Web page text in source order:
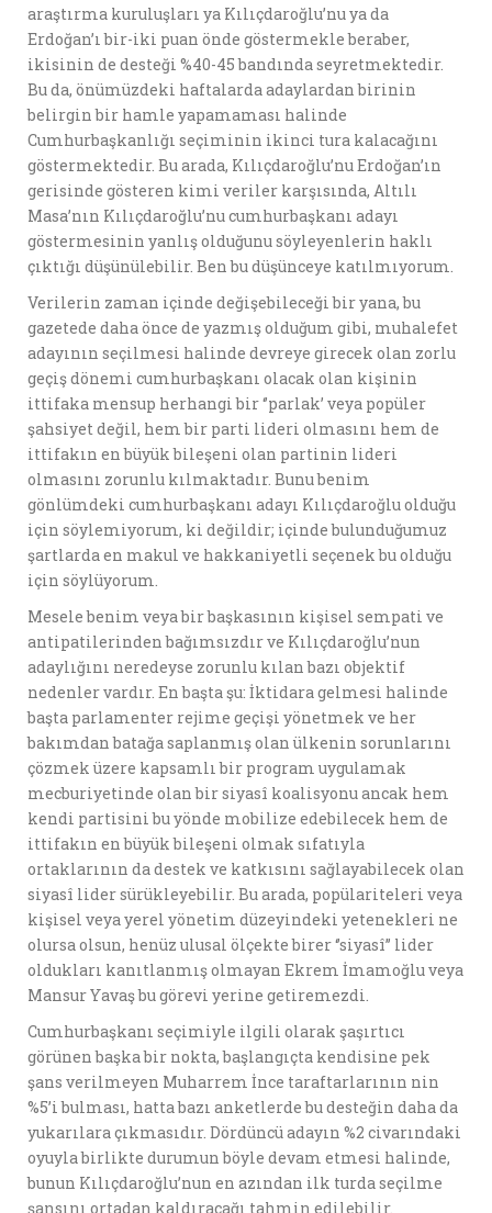
araştırma kuruluşları ya Kılıçdaroğlu’nu ya da
Erdoğan’ı bir-iki puan önde göstermekle beraber,
ikisinin de desteği %40-45 bandında seyretmektedir.
Bu da, önümüzdeki haftalarda adaylardan birinin
belirgin bir hamle yapamaması halinde
Cumhurbaşkanlığı seçiminin ikinci tura kalacağını
göstermektedir. Bu arada, Kılıçdaroğlu’nu Erdoğan’ın
gerisinde gösteren kimi veriler karşısında, Altılı
Masa’nın Kılıçdaroğlu’nu cumhurbaşkanı adayı
göstermesinin yanlış olduğunu söyleyenlerin haklı
çıktığı düşünülebilir. Ben bu düşünceye katılmıyorum.
Verilerin zaman içinde değişebileceği bir yana, bu
gazetede daha önce de yazmış olduğum gibi, muhalefet
adayının seçilmesi halinde devreye girecek olan zorlu
geçiş dönemi cumhurbaşkanı olacak olan kişinin
ittifaka mensup herhangi bir ‘’parlak’ veya popüler
şahsiyet değil, hem bir parti lideri olmasını hem de
ittifakın en büyük bileşeni olan partinin lideri
olmasını zorunlu kılmaktadır. Bunu benim
gönlümdeki cumhurbaşkanı adayı Kılıçdaroğlu olduğu
için söylemiyorum, ki değildir; içinde bulunduğumuz
şartlarda en makul ve hakkaniyetli seçenek bu olduğu
için söylüyorum.
Mesele benim veya bir başkasının kişisel sempati ve
antipatilerinden bağımsızdır ve Kılıçdaroğlu’nun
adaylığını neredeyse zorunlu kılan bazı objektif
nedenler vardır. En başta şu: İktidara gelmesi halinde
başta parlamenter rejime geçişi yönetmek ve her
bakımdan batağa saplanmış olan ülkenin sorunlarını
çözmek üzere kapsamlı bir program uygulamak
mecburiyetinde olan bir siyasî koalisyonu ancak hem
kendi partisini bu yönde mobilize edebilecek hem de
ittifakın en büyük bileşeni olmak sıfatıyla
ortaklarının da destek ve katkısını sağlayabilecek olan
siyasî lider sürükleyebilir. Bu arada, popülariteleri veya
kişisel veya yerel yönetim düzeyindeki yetenekleri ne
olursa olsun, henüz ulusal ölçekte birer ‘’siyasî’’ lider
oldukları kanıtlanmış olmayan Ekrem İmamoğlu veya
Mansur Yavaş bu görevi yerine getiremezdi.
Cumhurbaşkanı seçimiyle ilgili olarak şaşırtıcı
görünen başka bir nokta, başlangıçta kendisine pek
şans verilmeyen Muharrem İnce taraftarlarının nin
%5’i bulması, hatta bazı anketlerde bu desteğin daha da
yukarılara çıkmasıdır. Dördüncü adayın %2 civarındaki
oyuyla birlikte durumun böyle devam etmesi halinde,
bunun Kılıçdaroğlu’nun en azından ilk turda seçilme
şansını ortadan kaldıracağı tahmin edilebilir.